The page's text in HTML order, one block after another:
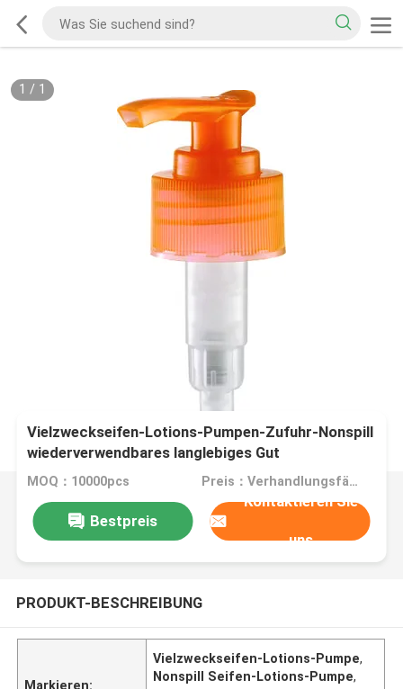
1 / 1
Vielzweckseifen-Lotions-Pumpen-Zufuhr-Nonspill
wiederverwendbares langlebiges Gut
MOQ：10000pcs Preis：Verhandlungsfähig
Bestpreis
Kontaktieren Sie
uns
PRODUKT-BESCHREIBUNG
Markieren:
Vielzweckseifen-Lotions-Pumpe,
Nonspill Seifen-Lotions-Pumpe,